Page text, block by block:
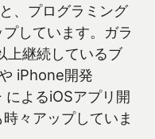
、プログラミング
しています。ガラ
上継続しているブ
iPhone開発
よるiOSアプリ開
々アップしていま